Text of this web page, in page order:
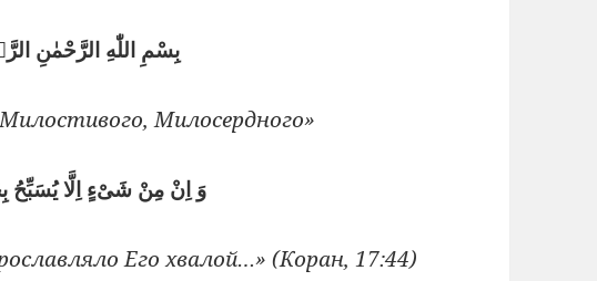
بِسْمِ اللّٰهِ الرَّحْمٰنِ
Милосердного»
وَ اِنْ مِنْ شَىْءٍ اِلَّا
Его хвалой…» (Коран, 17:44)